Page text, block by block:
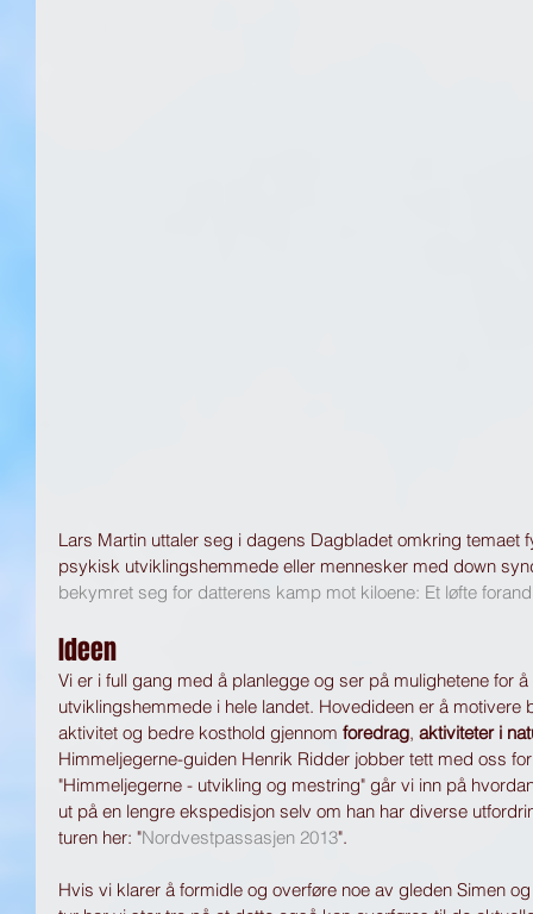
Lars Martin uttaler seg i dagens Dagbladet omkring
psykisk utviklingshemmede eller mennesker med down
bekymret seg for datterens kamp mot kiloene: Et løfte
Ideen
Vi er i full gang med å planlegge og ser på mulighetene for
utviklingshemmede i hele landet. Hovedideen er å
aktivitet og bedre kosthold gjennom foredrag, aktiviteter i
Himmeljegerne-guiden Henrik Ridder jobber tett med oss
"Himmeljegerne - utvikling og mestring" går vi inn på
ut på en lengre ekspedisjon selv om han har diverse
turen her: "Nordvestpassasjen 2013".
Hvis vi klarer å formidle og overføre noe av gleden Simen